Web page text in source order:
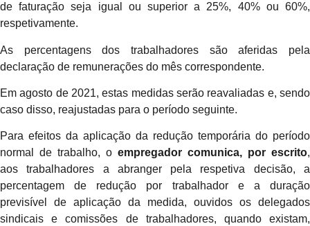
de faturação seja igual ou superior a 25%, 40% ou 60%,
respetivamente.
As percentagens dos trabalhadores são aferidas pela
declaração de remunerações do mês correspondente.
Em agosto de 2021, estas medidas serão reavaliadas e, sendo
caso disso, reajustadas para o período seguinte.
Para efeitos da aplicação da redução temporária do período
normal de trabalho, o empregador comunica, por escrito,
aos trabalhadores a abranger pela respetiva decisão, a
percentagem de redução por trabalhador e a duração
previsível de aplicação da medida, ouvidos os delegados
sindicais e comissões de trabalhadores, quando existam,